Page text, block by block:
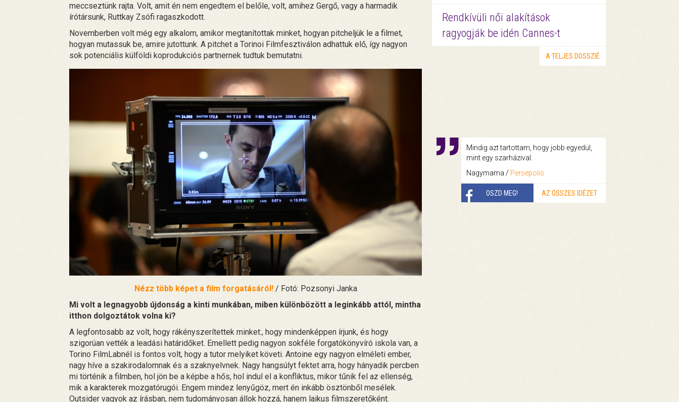
meccseztünk rajta. Volt, amit én nem engedtem el belőle, volt, amihez Gergő, vagy a harmadik
írótársunk, Ruttkay Zsófi ragaszkodott.
Novemberben volt még egy alkalom, amikor megtanítottak minket, hogyan pitcheljük le a filmet,
hogyan mutassuk be, amire jutottunk. A pitchet a Torinoi Filmfesztiválon adhattuk elő, így nagyon
sok potenciális külföldi koprodukciós partnernek tudtuk bemutatni.
Nézz több képet a film forgatásáról! / Fotó: Pozsonyi Janka
Mi volt a legnagyobb újdonság a kinti munkában, miben különbözött a leginkább attól, mintha
itthon dolgoztátok volna ki?
A legfontosabb az volt, hogy rákényszerítettek minket:, hogy mindenképpen írjunk, és hogy
szigorúan vették a leadási határidőket. Emellett pedig nagyon sokféle forgatókönyvíró iskola van, a
Torino FilmLabnél is fontos volt, hogy a tutor melyiket követi. Antoine egy nagyon elméleti ember,
nagy híve a szakirodalomnak és a szaknyelvnek. Nagy hangsúlyt fektet arra, hogy hányadik percben
mi történik a filmben, hol jön be a képbe a hős, hol indul el a konfliktus, mikor tűnik fel az ellenség,
mik a karakterek mozgatórugói. Engem mindez lenyűgöz, mert én inkább ösztönből mesélek.
Outsider vagyok az írásban, nem tudományosan állok hozzá, hanem laikus filmszeretőként.
Rendkívüli női alakítások
ragyogják be idén Cannes-t
A TELJES DOSSZIÉ
Mindig azt tartottam, hogy jobb egyedül,
mint egy szarházival.
Nagymama / Persepolis
OSZD MEG! AZ ÖSSZES IDÉZET